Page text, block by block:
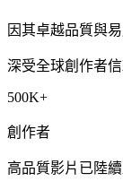
因其卓越品質與易
深受全球創作者
500K+
創作者
高品質影片已陸